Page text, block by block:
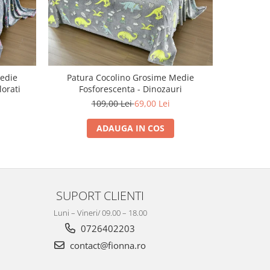
Patura Cocolino Grosime Medie
Fosforescenta - Dinozauri
109,00 Lei69,00 Lei
ADAUGA IN COS
SUPORT CLIENTI
Luni – Vineri/ 09.00 – 18.00
0726402203
contact@fionna.ro